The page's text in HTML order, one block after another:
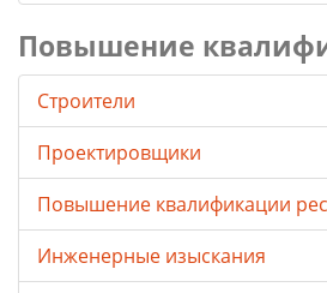
Повышение
Строители
Проектировщики
Повышение квалификации
Инженерные изыскания